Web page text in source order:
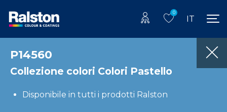
0
IT
P14560
Collezione colori Colori Pastello
Disponibile in tutti i prodotti Ralston